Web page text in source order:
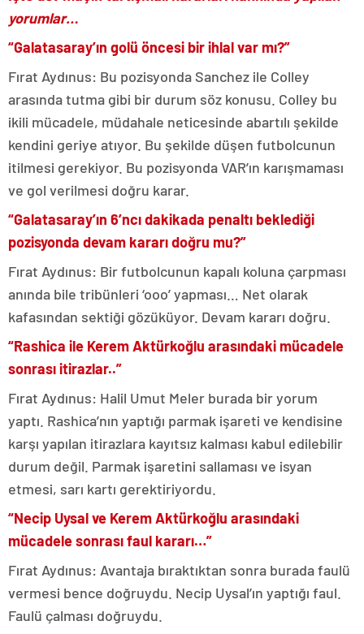
yorumlar…
“Galatasaray’ın golü öncesi bir ihlal var mı?”
Fırat Aydınus: Bu pozisyonda Sanchez ile Colley
arasında tutma gibi bir durum söz konusu. Colley bu
ikili mücadele, müdahale neticesinde abartılı şekilde
kendini geriye atıyor. Bu şekilde düşen futbolcunun
itilmesi gerekiyor. Bu pozisyonda VAR’ın karışmaması
ve gol verilmesi doğru karar.
“Galatasaray’ın 6’ncı dakikada penaltı beklediği
pozisyonda devam kararı doğru mu?”
Fırat Aydınus: Bir futbolcunun kapalı koluna çarpması
anında bile tribünleri ‘ooo’ yapması… Net olarak
kafasından sektiği gözüküyor. Devam kararı doğru.
“Rashica ile Kerem Aktürkoğlu arasındaki mücadele
sonrası itirazlar..”
Fırat Aydınus: Halil Umut Meler burada bir yorum
yaptı. Rashica’nın yaptığı parmak işareti ve kendisine
karşı yapılan itirazlara kayıtsız kalması kabul edilebilir
durum değil. Parmak işaretini sallaması ve isyan
etmesi, sarı kartı gerektiriyordu.
“Necip Uysal ve Kerem Aktürkoğlu arasındaki
mücadele sonrası faul kararı…”
Fırat Aydınus: Avantaja bıraktıktan sonra burada faulü
vermesi bence doğruydu. Necip Uysal’ın yaptığı faul.
Faulü çalması doğruydu.